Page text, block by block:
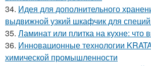
34. Идея для дополнительного
выдвижной узкий шкафчик для
35. Ламинат или плитка на кухне: что
36. Инновационные технологии
химической промышленности